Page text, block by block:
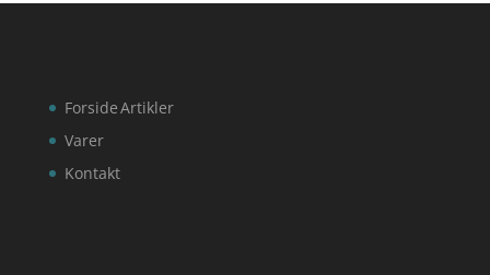
Forside
Varer
Kontakt
Artikler